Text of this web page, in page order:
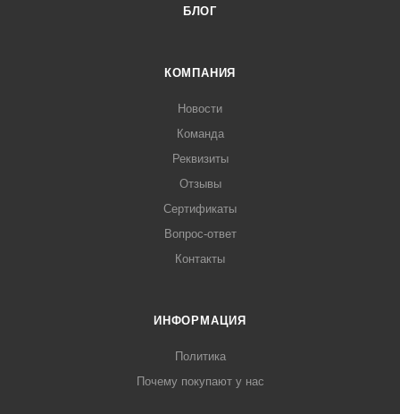
БЛОГ
КОМПАНИЯ
Новости
Команда
Реквизиты
Отзывы
Сертификаты
Вопрос-ответ
Контакты
ИНФОРМАЦИЯ
Политика
Почему покупают у нас